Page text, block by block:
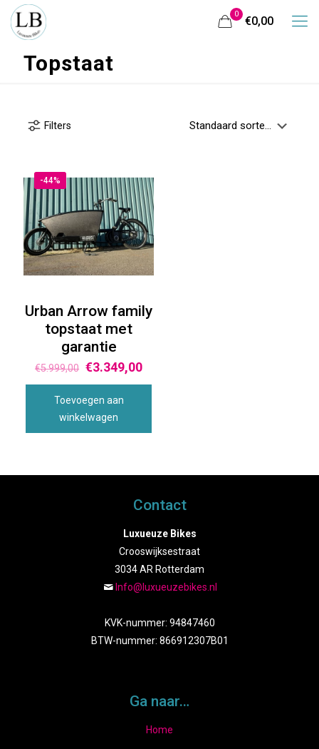
0
€0,00
Topstaat
Filters
-44%
Urban Arrow family
topstaat met
garantie
€5.999,00 €3.349,00
Toevoegen aan
winkelwagen
Contact
Luxueuze Bikes
Crooswijksestraat
3034 AR Rotterdam
Info@luxueuzebikes.nl
KVK-nummer: 94847460
BTW-nummer: 866912307B01
Ga naar…
Home